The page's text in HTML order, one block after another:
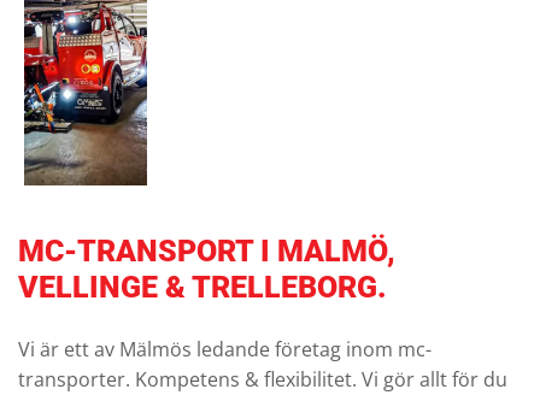
MC-TRANSPORT I MALMÖ,
VELLINGE & TRELLEBORG.
Vi är ett av Mälmös ledande företag inom mc-
transporter. Kompetens & flexibilitet. Vi gör allt för du